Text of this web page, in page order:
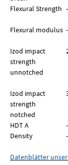
Flexural Strength -
Flexural modulus -
Izod impact
strength
unnotched
Izod impact
strength
notched
HDT A -
Density
-
Datenblätter